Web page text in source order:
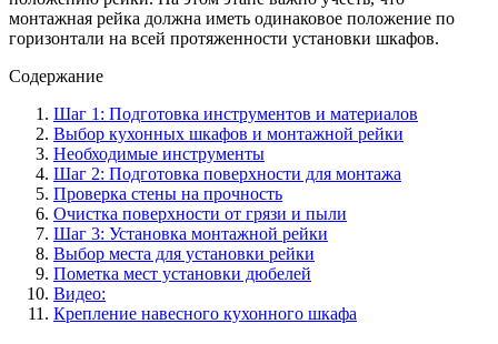
монтажная рейка должна иметь одинаковое положение по
горизонтали на всей протяженности установки шкафов.
Содержание
Шаг 1: Подготовка инструментов и материалов
Выбор кухонных шкафов и монтажной рейки
Необходимые инструменты
Шаг 2: Подготовка поверхности для монтажа
Проверка стены на прочность
Очистка поверхности от грязи и пыли
Шаг 3: Установка монтажной рейки
Выбор места для установки рейки
Пометка мест установки дюбелей
Видео:
Крепление навесного кухонного шкафа